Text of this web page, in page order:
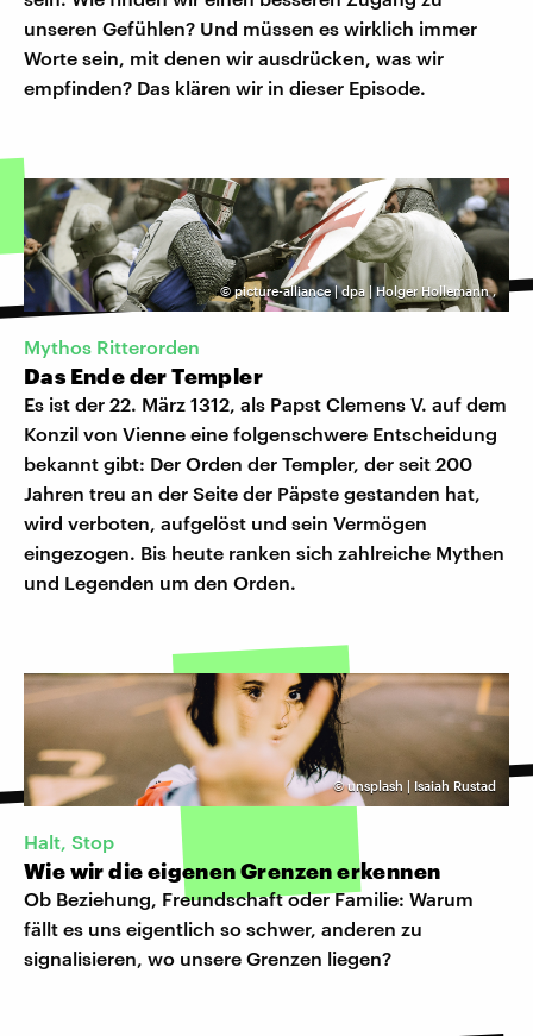
unseren Gefühlen? Und müssen es wirklich immer
Worte sein, mit denen wir ausdrücken, was wir
empfinden? Das klären wir in dieser Episode.
© picture-alliance | dpa | Holger Hollemann,
Mythos Ritterorden
Das Ende der Templer
Es ist der 22. März 1312, als Papst Clemens V. auf dem
Konzil von Vienne eine folgenschwere Entscheidung
bekannt gibt: Der Orden der Templer, der seit 200
Jahren treu an der Seite der Päpste gestanden hat,
wird verboten, aufgelöst und sein Vermögen
eingezogen. Bis heute ranken sich zahlreiche Mythen
und Legenden um den Orden.
©unsplash | Isaiah Rustad
Halt, Stop
Wie wir die eigenen Grenzen erkennen
Ob Beziehung, Freundschaft oder Familie: Warum
fällt es uns eigentlich so schwer, anderen zu
signalisieren, wo unsere Grenzen liegen?